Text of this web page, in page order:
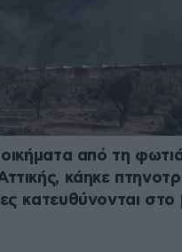
από τη
κάηκε
κατευθύνονται στο